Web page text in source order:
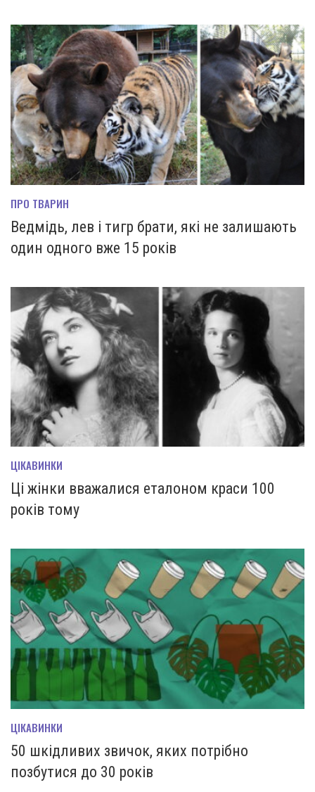
ПРО ТВАРИН
Ведмідь, лев і тигр брати, які не залишають
один одного вже 15 років
ЦІКАВИНКИ
Ці жінки вважалися еталоном краси 100
років тому
ЦІКАВИНКИ
50 шкідливих звичок, яких потрібно
позбутися до 30 років